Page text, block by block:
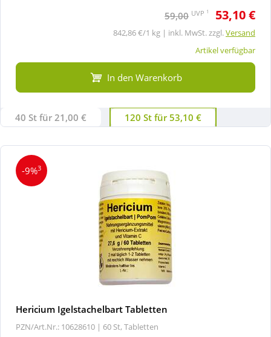
59,00 UVP 1 53,10 €
842,86 €/1 kg | inkl. MwSt. zzgl.Versand
Artikel verfügbar
In den Warenkorb
40 St für 21,00 € 120 St für 53,10 €
-9%3
Hericium Igelstachelbart Tabletten
PZN/Art.Nr.: 10628610 | 60 St, Tabletten